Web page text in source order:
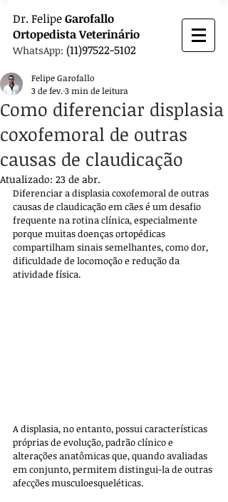
Dr. FelipeGarofallo
OrtopedistaVeterinário
WhatsApp: (11)97522-5102
Como diferenciar displasia
coxofemoral de outras
causas de claudicação
Felipe Garofallo
3 de fev. 3 min de leitura
Atualizado: 23 de abr.
Diferenciar a displasia coxofemoral de outras
causas de claudicação em cães é um desafio
frequente na rotina clínica, especialmente
porque muitas doenças ortopédicas
compartilham sinais semelhantes, como dor,
dificuldade de locomoção e redução da
atividade física.
A displasia, no entanto, possui características
próprias de evolução, padrão clínico e
alterações anatômicas que, quando avaliadas
em conjunto, permitem distingui-la de outras
afecções musculoesqueléticas.